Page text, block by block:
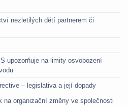
nezletilých dětí partnerem či
upozorňuje na limity osvobození
– legislativa a její dopady
na organizační změny ve společnosti